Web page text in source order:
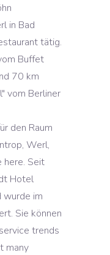
in Bad
tätig.
Buffet
70 km
vom Berliner
den Raum
Werl,
here. Seit
Hotel
wurde im
Sie können
trends
many